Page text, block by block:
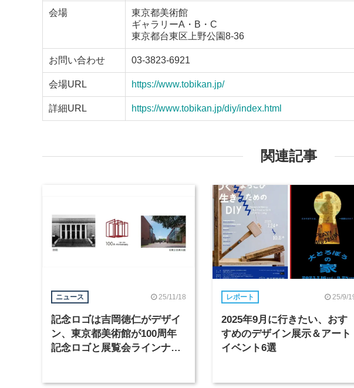
会場
東京都美術館
ギャラリーA・B・C
東京都台東区上野公園8-36
お問い合わせ 03-3823-6921
会場URL https://www.tobikan.jp/
詳細URL https://www.tobikan.jp/diy/index.html
関連記事
ニュース 25/11/18
記念ロゴは吉岡徳仁がデザイ
ン、東京都美術館が100周年
記念ロゴと展覧会ラインナッ
レポート 25/9/
2025年9月に行きたい、おす
すめのデザイン展示＆アート
イベント6選